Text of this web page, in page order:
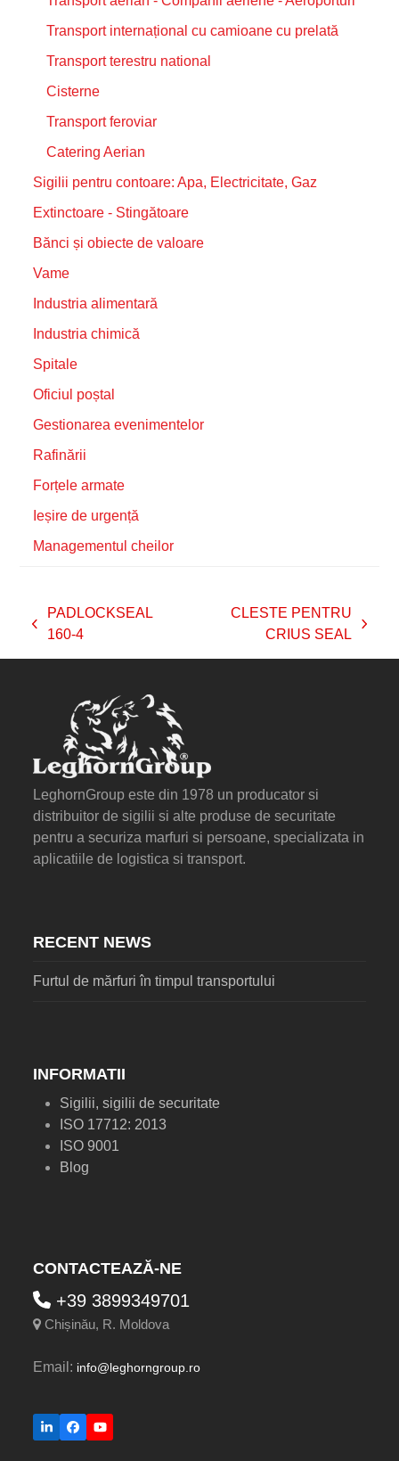
Transport internațional cu camioane cu prelată
Transport terestru national
Cisterne
Transport feroviar
Catering Aerian
Sigilii pentru contoare: Apa, Electricitate, Gaz
Extinctoare - Stingătoare
Bănci și obiecte de valoare
Vame
Industria alimentară
Industria chimică
Spitale
Oficiul poștal
Gestionarea evenimentelor
Rafinării
Forțele armate
Ieșire de urgență
Managementul cheilor
previous
PADLOCKSEAL
160-4
CLESTE PENTRU
CRIUS SEAL
LeghornGroup este din 1978 un producator si
distribuitor de sigilii si alte produse de securitate
pentru a securiza marfuri si persoane, specializata in
aplicatiile de logistica si transport.
RECENT NEWS
Furtul de mărfuri în timpul transportului
INFORMATII
Sigilii, sigilii de securitate
ISO 17712: 2013
ISO 9001
Blog
CONTACTEAZĂ-NE
+39 3899349701
Chișinău, R. Moldova
Email: info@leghorngroup.ro
LinkedInFacebookYouTube